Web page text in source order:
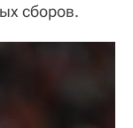
сборов.